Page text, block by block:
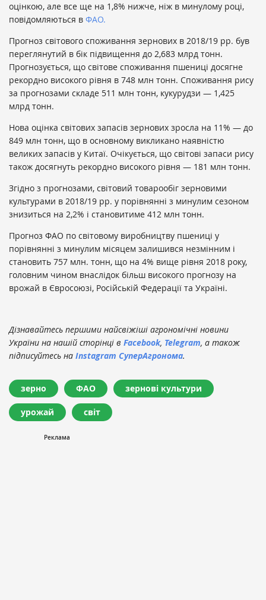
оцінкою, але все ще на 1,8% нижче, ніж в минулому році,
повідомляються в ФАО.
Прогноз світового споживання зернових в 2018/19 рр. був
переглянутий в бік підвищення до 2,683 млрд тонн.
Прогнозується, що світове споживання пшениці досягне
рекордно високого рівня в 748 млн тонн. Споживання рису
за прогнозами складе 511 млн тонн, кукурудзи — 1,425
млрд тонн.
Нова оцінка світових запасів зернових зросла на 11% — до
849 млн тонн, що в основному викликано наявністю
великих запасів у Китаї. Очікується, що світові запаси рису
також досягнуть рекордно високого рівня — 181 млн тонн.
Згідно з прогнозами, світовий товарообіг зерновими
культурами в 2018/19 рр. у порівнянні з минулим сезоном
знизиться на 2,2% і становитиме 412 млн тонн.
Прогноз ФАО по світовому виробництву пшениці у
порівнянні з минулим місяцем залишився незмінним і
становить 757 млн. тонн, що на 4% вище рівня 2018 року,
головним чином внаслідок більш високого прогнозу на
врожай в Євросоюзі, Російській Федерації та Україні.
Дізнавайтесь першими найсвіжіші агрономічні новини
України на нашій сторінці в Facebook, Telegram, а також
підписуйтесь на Instagram СуперАгронома.
зерно ФАО зернові культури
урожай світ